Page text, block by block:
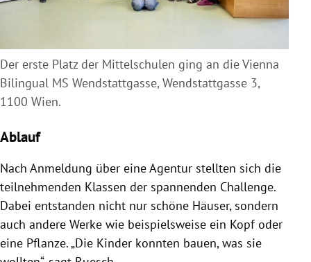
Der erste Platz der Mittelschulen ging an die Vienna
Bilingual MS Wendstattgasse, Wendstattgasse 3,
1100 Wien.
Ablauf
Nach Anmeldung über eine Agentur stellten sich die
teilnehmenden Klassen der spannenden Challenge.
Dabei entstanden nicht nur schöne Häuser, sondern
auch andere Werke wie beispielsweise ein Kopf oder
eine Pflanze. „Die Kinder konnten bauen, was sie